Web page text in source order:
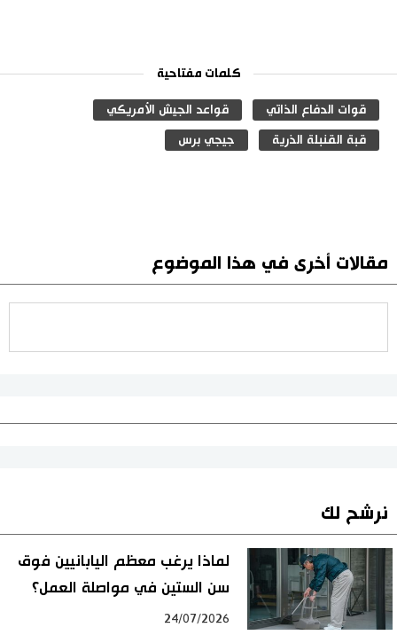
كلمات مفتاحية
قوات الدفاع الذاتي قواعد الجيش الأمريكي
قبة القنبلة الذرية جيجي برس
مقالات أخرى في هذا الموضوع
نرشح لك
لماذا يرغب معظم اليابانيين فوق
سن الستين في مواصلة العمل؟
24/07/2026